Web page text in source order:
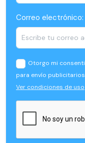
Correo electrónico:
Otorgo mi
para envío
Ver condiciones de uso